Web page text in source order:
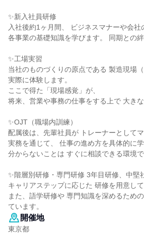
✨新入社員研修
入社後約1ヶ月間、 ビジネスマナーや会社
各事業の基礎知識を学びます。 同期との絆
✨工場実習
当社のものづくりの原点である 製造現場
実際に体験します。
ここで得た「現場感覚」が、
将来、営業や事務の仕事をする上で 大きな
✨OJT（職場内訓練）
配属後は、先輩社員が トレーナーとしてマ
実務を通じて、 仕事の進め方を具体的に学
分からないことは すぐに相談できる環境で
✨階層別研修・専門研修 3年目研修、中堅
キャリアステップに応じた 研修を用意して
また、語学研修や 専門知識を深めるため
ています。
開催地
東京都